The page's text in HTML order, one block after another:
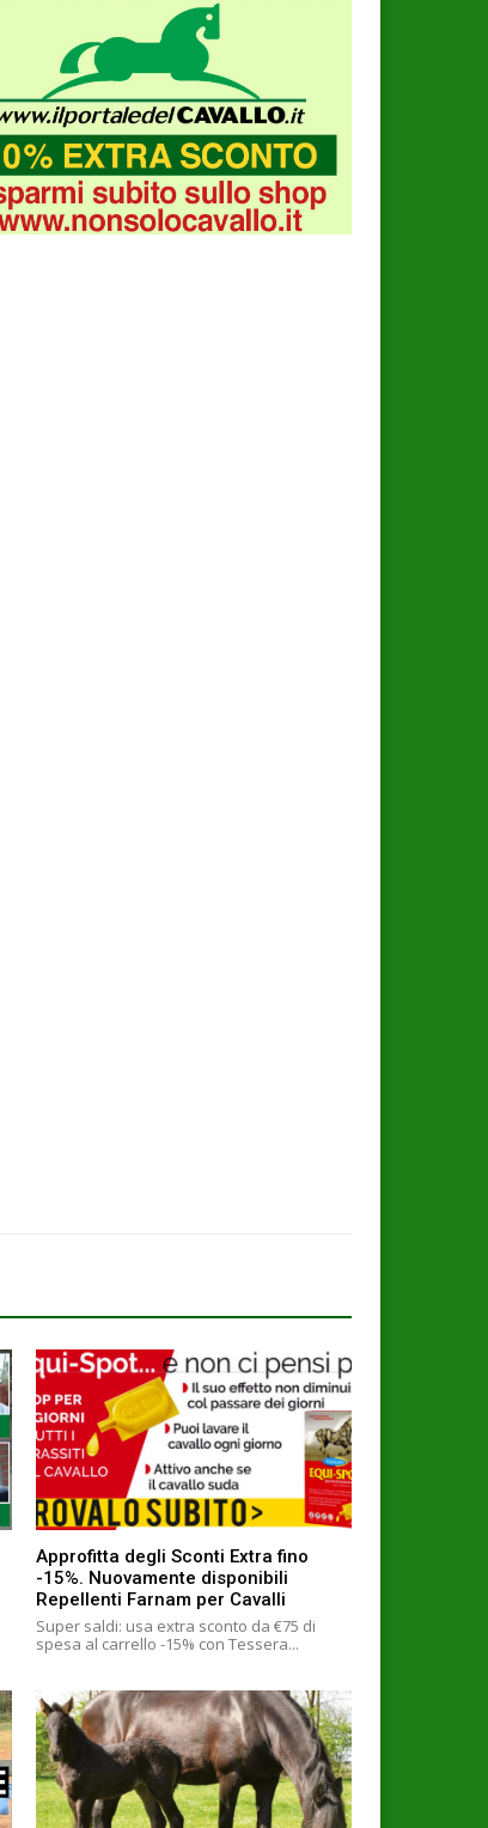
Approfitta degli Sconti Extra fino
-15%. Nuovamente disponibili
Repellenti Farnam per Cavalli
Super saldi: usa extra sconto da €75 di
spesa al carrello -15% con Tessera...